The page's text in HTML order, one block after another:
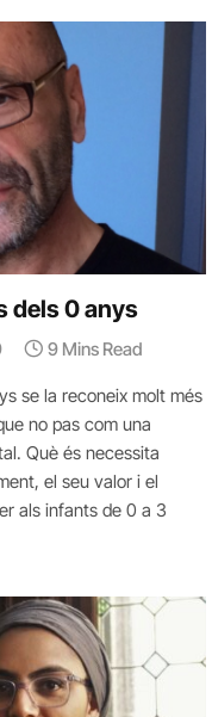
dels 0 anys
9 Mins Read
se la reconeix molt més
no pas com una
Què és necessita
el seu valor i el
als infants de 0 a 3